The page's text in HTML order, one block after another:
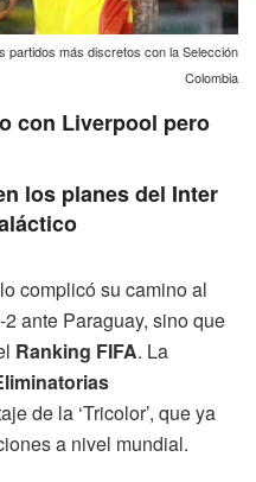
partidos más discretos con la Selección
Colombia
con Liverpool pero
los planes del Inter
complicó su camino al
ante Paraguay, sino que
Ranking FIFA. La
de la ‘Tricolor’, que ya
a nivel mundial.